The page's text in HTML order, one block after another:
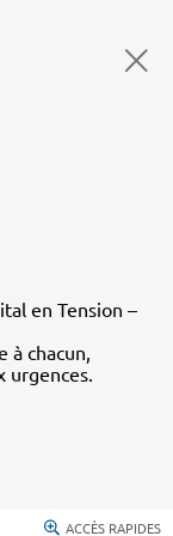
en Tension –
à chacun,
urgences.
ACCÈS RAPIDES